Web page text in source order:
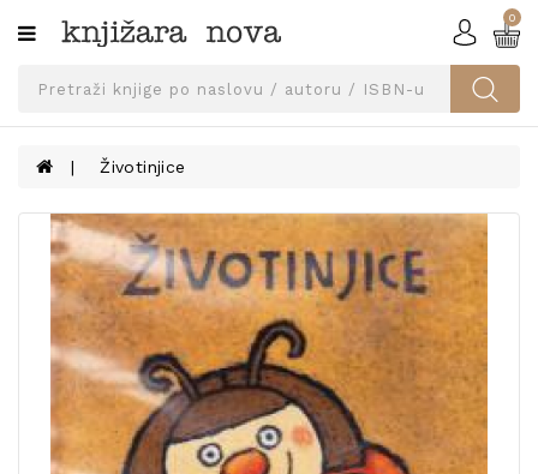
Kategorije
SVEUČILIŠNA
UDŽBENICI
KNJIGE
PRIBOR
I
OPREMA
NARUČI
UDŽBENIKE!
BLOG
0
Životinjice